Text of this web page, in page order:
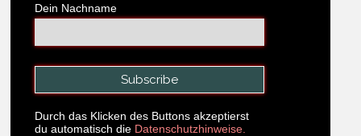
Dein Nachname
Durch das Klicken des Buttons akzeptierst
du automatisch die Datenschutzhinweise.